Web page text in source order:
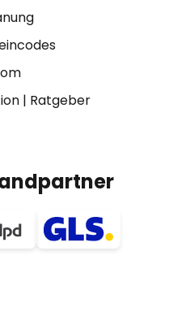
| Ratgeber